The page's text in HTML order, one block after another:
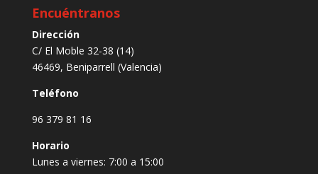
Encuéntranos
Dirección
C/ El Moble 32-38 (14)
46469, Beniparrell (Valencia)
Teléfono
96 379 81 16
Horario
Lunes a viernes: 7:00 a 15:00